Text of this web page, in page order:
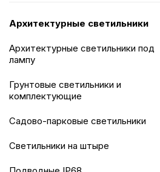
архитектурные светильники
архитектурные светильники под
лампу
грунтовые светильники и
комплектующие
садово-парковые светильники
светильники на штыре